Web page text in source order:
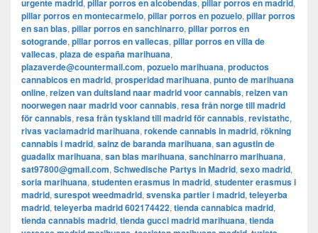
urgente madrid, pillar porros en alcobendas, pillar porros en madrid,
pillar porros en montecarmelo, pillar porros en pozuelo, pillar porros
en san blas, pillar porros en sanchinarro, pillar porros en
sotogrande, pillar porros en vallecas, pillar porros en villa de
vallecas, plaza de españa marihuana,
plazaverde@countermail.com, pozuelo marihuana, productos
cannabicos en madrid, prosperidad marihuana, punto de marihuana
online, reizen van duitsland naar madrid voor cannabis, reizen van
noorwegen naar madrid voor cannabis, resa från norge till madrid
för cannabis, resa från tyskland till madrid för cannabis, revistathc,
rivas vaciamadrid marihuana, rokende cannabis in madrid, rökning
cannabis i madrid, sainz de baranda marihuana, san agustin de
guadalix marihuana, san blas marihuana, sanchinarro marihuana,
sat97800@gmail.com, Schwedische Partys in Madrid, sexo madrid,
soria marihuana, studenten erasmus in madrid, studenter erasmus i
madrid, surespot weedmadrid, svenska partier i madrid, teleyerba
madrid, teleyerba madrid 602174422, tienda cannabica madrid,
tienda cannabis madrid, tienda gucci madrid marihuana, tienda